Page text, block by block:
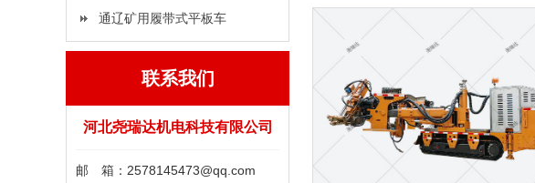
通辽矿用履带式平板车
联系我们
河北尧瑞达机电科技有限公司
邮 箱：2578145473@qq.com